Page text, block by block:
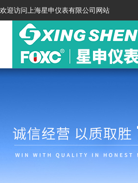
欢迎访问上海星申仪表有限公司网站